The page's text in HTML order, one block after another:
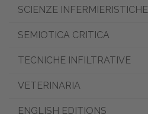
SCIENZE INFERMIERISTICHE
SEMIOTICA CRITICA
TECNICHE INFILTRATIVE
VETERINARIA
ENGLISH EDITIONS